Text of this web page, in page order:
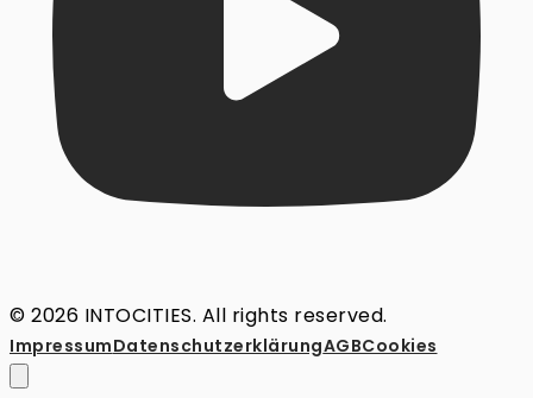
© 2026 INTOCITIES. All rights reserved.
ImpressumDatenschutz­erklärungAGBCookies